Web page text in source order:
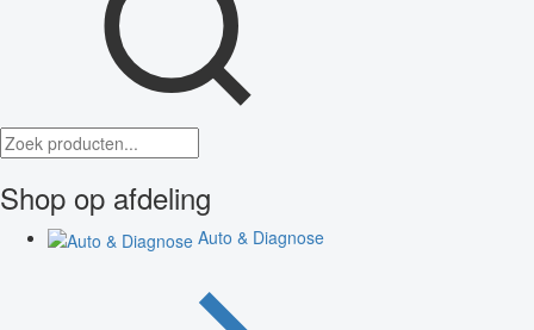
Shop op afdeling
Auto & Diagnose